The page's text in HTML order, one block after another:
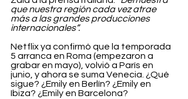
que nuestra región cada vez atrae
más a las grandes producciones
internacionales”.
Netflix ya confirmó que la temporada
5 arranca en Roma (empezaron a
grabar en mayo), volvió a París en
junio, y ahora se suma Venecia. ¿Qué
sigue? ¿Emily en Berlín? ¿Emily en
Ibiza? ¿Emily en Barcelona?